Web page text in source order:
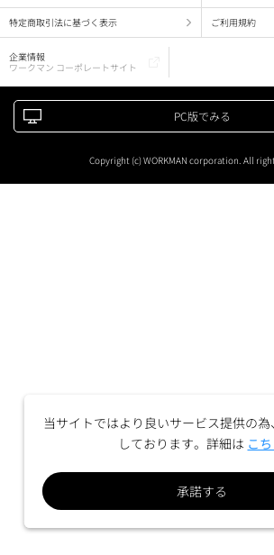
特定商取引法に基づく表示 ご利用規約
企業情報
ワークマン コーポレートサイト
PC版でみる
Copyright (c) WORKMAN corporation. All
当サイトではより良いサービス提供の
しております。詳細は こ
承諾する